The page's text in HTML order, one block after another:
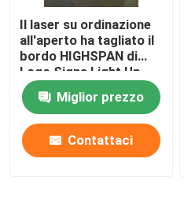
Il laser su ordinazione
all'aperto ha tagliato il
bordo HIGHSPAN di
Logo Signs Light Up
Sign del metallo
Miglior prezzo
Contattaci